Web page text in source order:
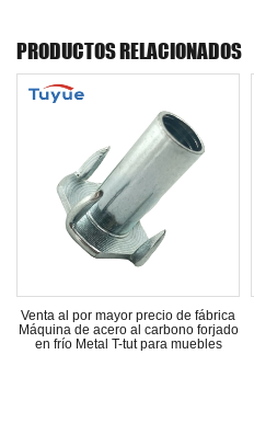
PRODUCTOS RELACIONADOS
Venta al por mayor precio de fábrica
Máquina de acero al carbono forjado
en frío Metal T-tut para muebles